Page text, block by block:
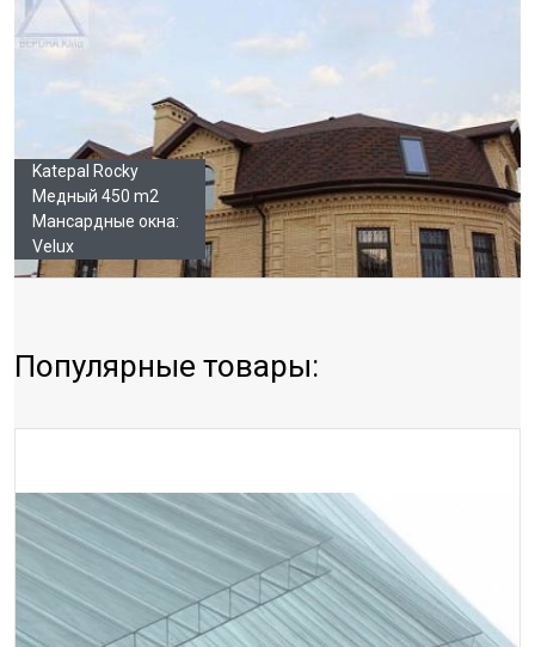
Katepal Rocky
Медный 450 m2
Мансардные окна:
Velux
Популярные товары: